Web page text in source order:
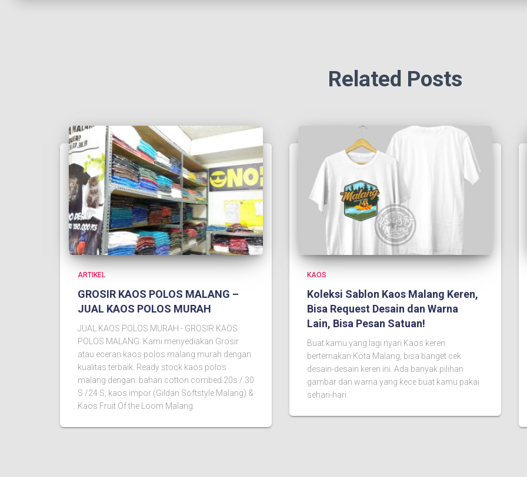
Related Posts
ARTIKEL
GROSIR KAOS POLOS MALANG –
JUAL KAOS POLOS MURAH
JUAL KAOS POLOS MURAH - GROSIR KAOS
POLOS MALANG. Kami menyediakan Grosir
atau eceran kaos polos malang murah dengan
kualitas terbaik. Ready stock kaos polos
malang dengan bahan cotton combed 20s / 30
S /24 S, kaos impor (Gildan Softstyle Malang) &
Kaos Fruit Of the Loom Malang.
KAOS
Koleksi Sablon Kaos Malang Keren,
Bisa Request Desain dan Warna
Lain, Bisa Pesan Satuan!
Buat kamu yang lagi nyari Kaos keren
bertemakan Kota Malang, bisa banget cek
desain-desain keren ini. Ada banyak pilihan
gambar dan warna yang kece buat kamu pakai
sehari-hari.